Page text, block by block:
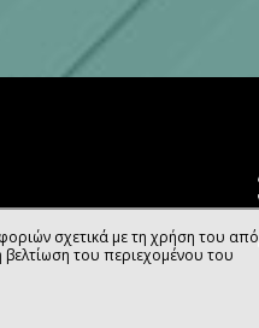
σχετικά με τη χρήση του από
του περιεχομένου του